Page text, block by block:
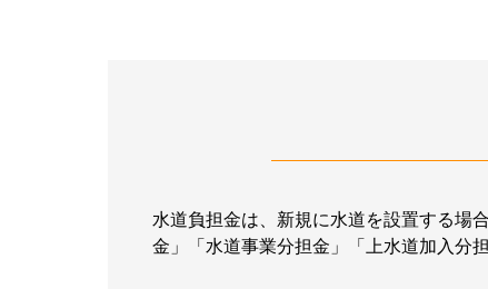
水道負担金は、新規に水道を設置する場
金」「水道事業分担金」「上水道加入分